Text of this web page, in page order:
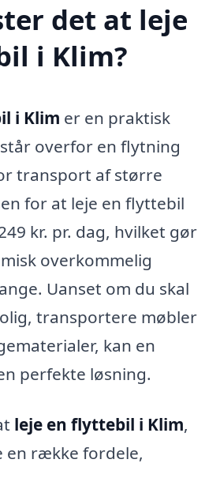
det at leje
i Klim?
i Klim er en praktisk
overfor en flytning
transport af større
for at leje en flyttebil
kr. pr. dag, hvilket gør
overkommelig
Uanset om du skal
transportere møbler
kan en
perfekte løsning.
leje en flyttebil i Klim,
en række fordele,